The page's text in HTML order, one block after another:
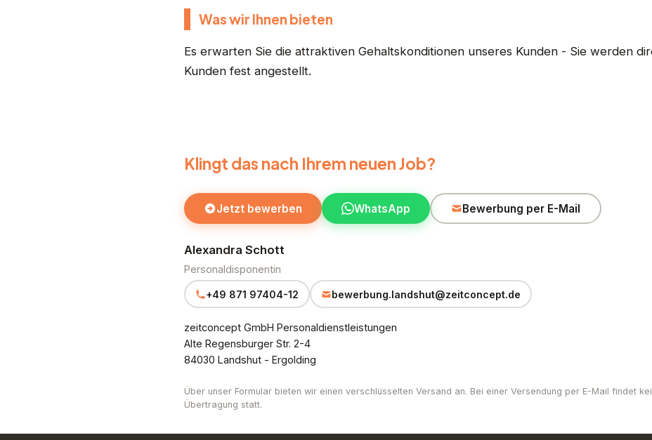
Was wir Ihnen bieten
Es erwarten Sie die attraktiven Gehaltskonditionen unseres Kunden - Sie werden
Kunden fest angestellt.
Klingt das nach Ihrem neuen Job?
Jetzt bewerben WhatsApp Bewerbung per E-Mail
Alexandra Schott
Personaldisponentin
+49 871 97404-12 bewerbung.landshut@zeitconcept.de
zeitconcept GmbH Personaldienstleistungen
Alte Regensburger Str. 2-4
84030 Landshut - Ergolding
Über unser Formular bieten wir einen verschlüsselten Versand an. Bei einer Versendung per E-Mail findet
Übertragung statt.